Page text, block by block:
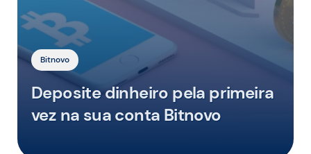
Bitnovo
Deposite dinheiro pela primeira
vez na sua conta Bitnovo